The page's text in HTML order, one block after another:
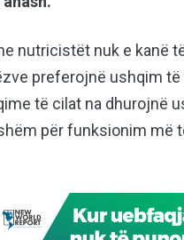
nutricistët nuk e kanë
preferojnë ushqim të
të cilat na dhurojnë
për funksionim më